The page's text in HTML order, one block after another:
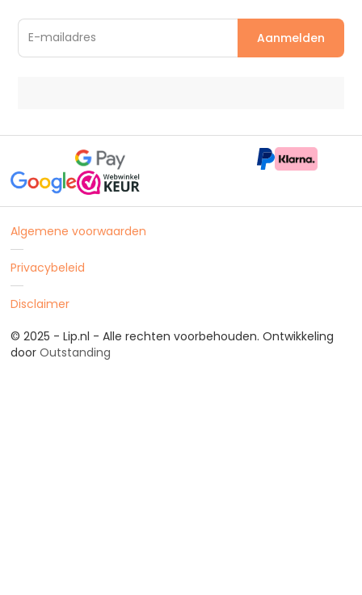
Algemene voorwaarden
Privacybeleid
Disclaimer
© 2025 - Lip.nl - Alle rechten voorbehouden. Ontwikkeling
door Outstanding